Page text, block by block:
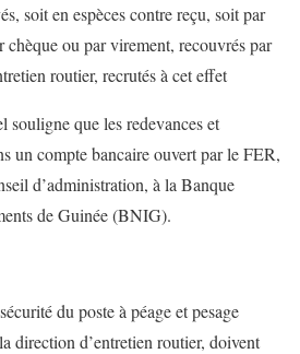
soit en espèces contre reçu, soit par
ou par virement, recouvrés par
routier, recrutés à cet effet
souligne que les redevances et
un compte bancaire ouvert par le FER,
d’administration, à la Banque
de Guinée (BNIG).
du poste à péage et pesage
direction d’entretien routier, doivent